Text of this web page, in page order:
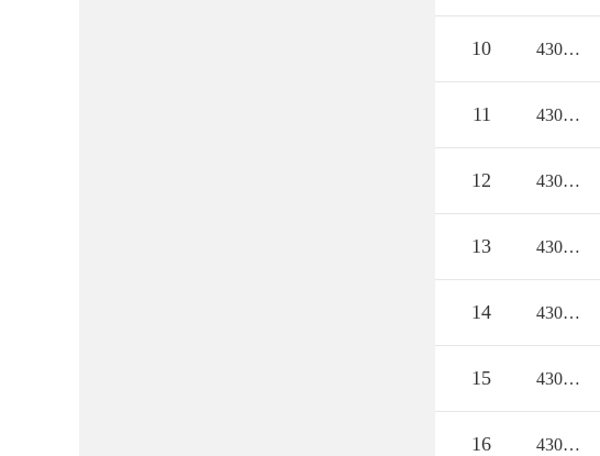
10 43060018112/2024-2256677
11 43060018112/2024-2197877
12 43060018112/2024-2175880
13 43060018112/2023-2119623
14 43060018112/2023-2066074
15 43060018112/2023-2123043
16 43060018112/2023-2036781